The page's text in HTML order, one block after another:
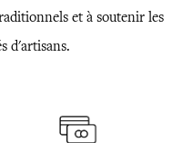
et à soutenir les
d'artisans.